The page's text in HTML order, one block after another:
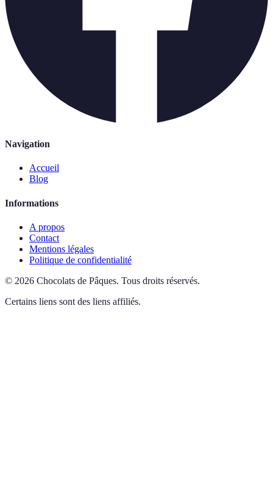
Navigation
Accueil
Blog
Informations
A propos
Contact
Mentions légales
Politique de confidentialité
© 2026 Chocolats de Pâques. Tous droits réservés.
Certains liens sont des liens affiliés.